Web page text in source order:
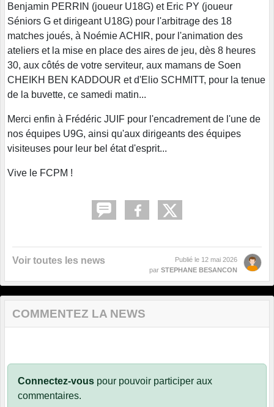
Benjamin PERRIN (joueur U18G) et Eric PY (joueur
Séniors G et dirigeant U18G) pour l'arbitrage des 18
matches joués, à Noémie ACHIR, pour l'animation des
ateliers et la mise en place des aires de jeu, dès 8 heures
30, aux côtés de votre serviteur, aux mamans de Soen
CHEIKH BEN KADDOUR et d'Elio SCHMITT, pour la tenue
de la buvette, ce samedi matin...
Merci enfin à Frédéric JUIF pour l'encadrement de l'une de
nos équipes U9G, ainsi qu'aux dirigeants des équipes
visiteuses pour leur bel état d'esprit...
Vive le FCPM !
Voir toutes les news Publié le 12 mai 2026
par STEPHANE BESANCON
COMMENTEZ LA NEWS
Connectez-vous pour pouvoir participer aux
commentaires.